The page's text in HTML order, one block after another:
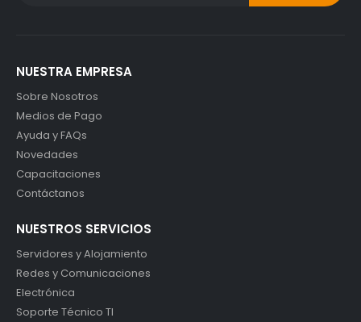
NUESTRA EMPRESA
Sobre Nosotros
Medios de Pago
Ayuda y FAQs
Novedades
Capacitaciones
Contáctanos
NUESTROS SERVICIOS
Servidores y Alojamiento
Redes y Comunicaciones
Electrónica
Soporte Técnico TI